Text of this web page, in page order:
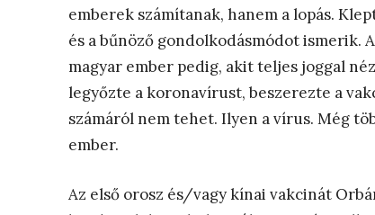
emberek számítanak, hanem a lopás.
és a bűnöző gondolkodásmódot ismerik.
magyar ember pedig, akit teljes joggal
legyőzte a koronavírust, beszerezte a
számáról nem tehet. Ilyen a vírus. Még
ember.
Az első orosz és/vagy kínai vakcinát